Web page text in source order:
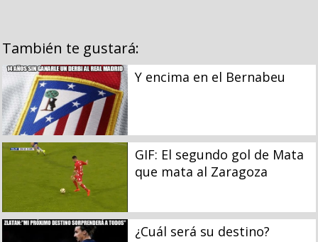
También te gustará:
Y encima en el Bernabeu
GIF: El segundo gol de Mata
que mata al Zaragoza
¿Cuál será su destino?